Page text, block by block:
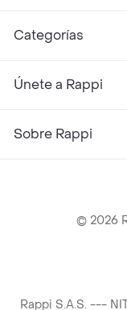
Categorías
Únete a Rappi
Sobre Rappi
© 2026
Rappi S.A.S. ---